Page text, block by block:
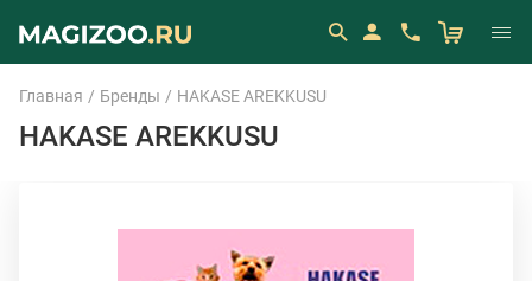
Главная Бренды HAKASE AREKKUSU
HAKASE AREKKUSU